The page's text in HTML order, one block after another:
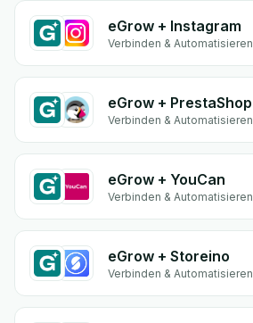
eGrow + Instagram
Verbinden & Automatisieren
eGrow + PrestaShop
Verbinden & Automatisieren
eGrow + YouCan
Verbinden & Automatisieren
eGrow + Storeino
Verbinden & Automatisieren